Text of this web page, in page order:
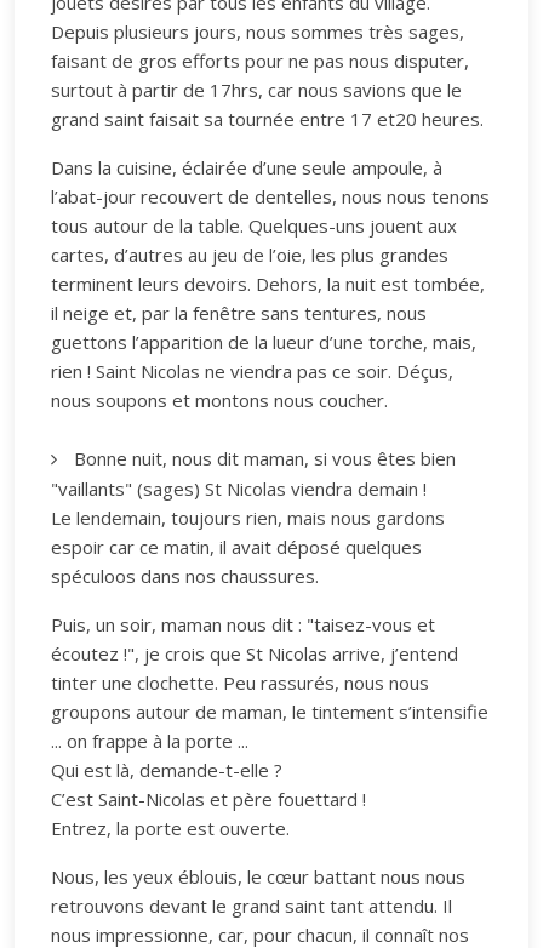
Depuis plusieurs jours, nous sommes très sages,
faisant de gros efforts pour ne pas nous disputer,
surtout à partir de 17hrs, car nous savions que le
grand saint faisait sa tournée entre 17 et20 heures.
Dans la cuisine, éclairée d’une seule ampoule, à
l’abat-jour recouvert de dentelles, nous nous tenons
tous autour de la table. Quelques-uns jouent aux
cartes, d’autres au jeu de l’oie, les plus grandes
terminent leurs devoirs. Dehors, la nuit est tombée,
il neige et, par la fenêtre sans tentures, nous
guettons l’apparition de la lueur d’une torche, mais,
rien ! Saint Nicolas ne viendra pas ce soir. Déçus,
nous soupons et montons nous coucher.
Bonne nuit, nous dit maman, si vous êtes bien
"vaillants" (sages) St Nicolas viendra demain !
Le lendemain, toujours rien, mais nous gardons
espoir car ce matin, il avait déposé quelques
spéculoos dans nos chaussures.
Puis, un soir, maman nous dit : "taisez-vous et
écoutez !", je crois que St Nicolas arrive, j’entend
tinter une clochette. Peu rassurés, nous nous
groupons autour de maman, le tintement s’intensifie
... on frappe à la porte ...
Qui est là, demande-t-elle ?
C’est Saint-Nicolas et père fouettard !
Entrez, la porte est ouverte.
Nous, les yeux éblouis, le cœur battant nous nous
retrouvons devant le grand saint tant attendu. Il
nous impressionne, car, pour chacun, il connaît nos